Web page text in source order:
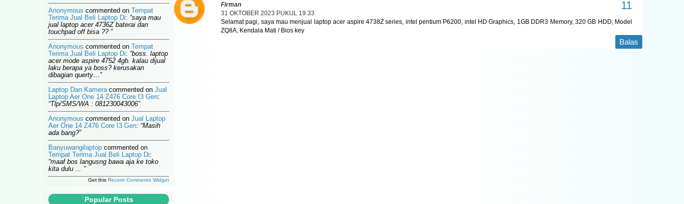
Firman
31 OKTOBER 2023 PUKUL 19.33
Selamat pagi, saya mau menjual laptop acer aspire 4738Z series, intel pentium P6200, intel HD Graphics, 1GB DDR3 Memory, 320 GB HDD, Model
ZQ8A, Kendala Mati / Bios key
Balas
Anonymous commented on Tempat
Terima Jual Beli Laptop Di: “saya mau
jual laptop acer 4736Z baterai dan
touchpad off bisa ?? ”
Anonymous commented on Tempat
Terima Jual Beli Laptop Di: “boss. laptop
acer mode aspire 4752 4gb. kalau dijual
laku berapa ya boss? kerusakan
dibagian querty…”
Laptop Dan Kameracommented on Jual
Laptop Aer One 14 Z476 Core I3 Gen:
“Tlp/SMS/WA : 081230043006”
Anonymous commented on Jual Laptop
Aer One 14 Z476 Core I3 Gen: “Masih
ada bang?”
Banyuwangilaptop commented on
Tempat Terima Jual Beli Laptop Di:
“maaf bos langusng bawa aja ke toko
kita dulu ... ”
Get this Recent Comments Widget
Popular Posts